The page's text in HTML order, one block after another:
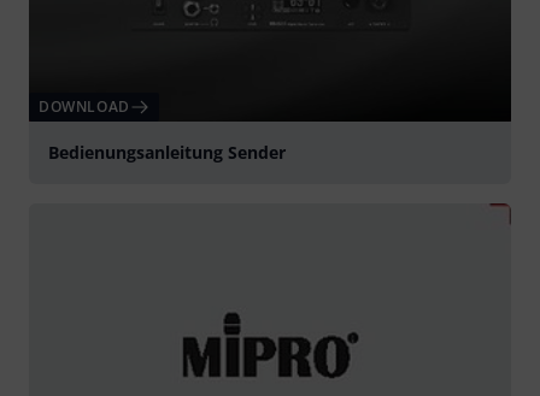
DOWNLOAD
Bedienungsanleitung Sender